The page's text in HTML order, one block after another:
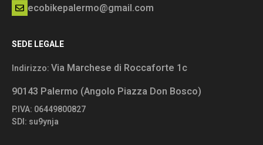
ecobikepalermo@gmail.com
SEDE LEGALE
Indirizzo:Via Marchese di Roccaforte 1c
90143 Palermo (Angolo Piazza Don Bosco)
P.IVA: 06449800827
SDI: su9ynja